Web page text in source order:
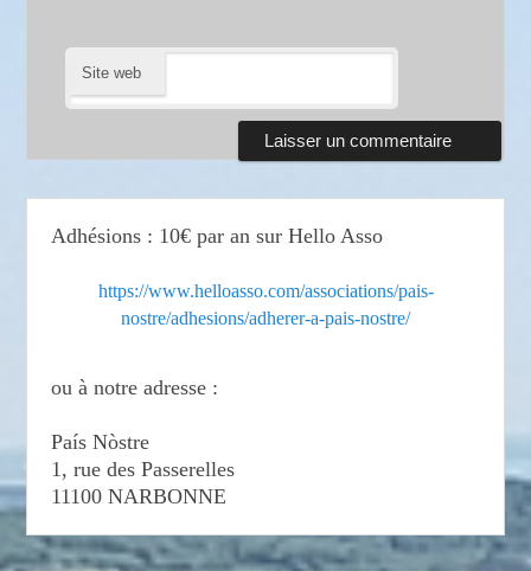
Site web
Adhésions : 10€ par an sur Hello Asso
https://www.helloasso.com/associations/pais-
nostre/adhesions/adherer-a-pais-nostre/
ou à notre adresse :
País Nòstre
1, rue des Passerelles
11100 NARBONNE